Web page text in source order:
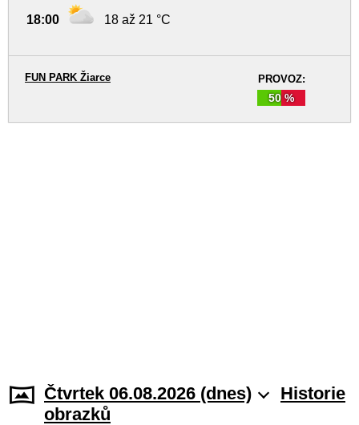
18:00 18 až 21 °C
PROVOZ:
50 %
FUN PARK Žiarce
Čtvrtek 06.08.2026 (dnes)
Historie
obrazků